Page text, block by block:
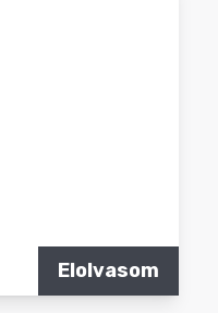
Elolvasom